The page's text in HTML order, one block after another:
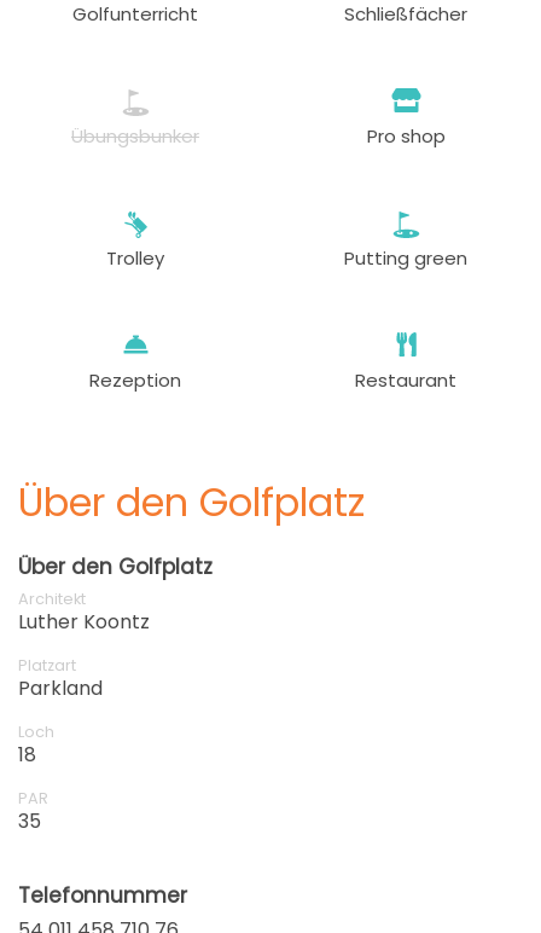
Golfunterricht Schließfächer
Übungsbunker Pro shop
Trolley Putting green
Rezeption Restaurant
Über den Golfplatz
Über den Golfplatz
Architekt
Luther Koontz
Platzart
Parkland
Loch
18
PAR
35
Telefonnummer